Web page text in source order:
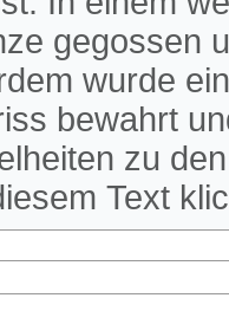
gegossen
wurde
bewahrt
zu
Text